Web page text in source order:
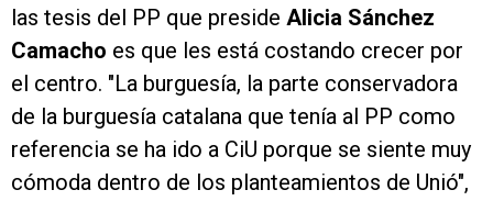
las tesis del PP que preside Alicia Sánchez
Camacho es que les está costando crecer por
el centro. "La burguesía, la parte conservadora
de la burguesía catalana que tenía al PP como
referencia se ha ido a CiU porque se siente muy
cómoda dentro de los planteamientos de Unió",